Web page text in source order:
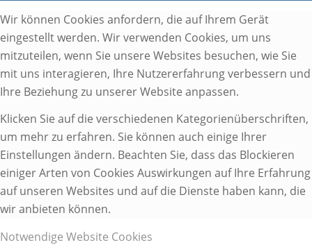
Wir können Cookies anfordern, die auf Ihrem Gerät
eingestellt werden. Wir verwenden Cookies, um uns
mitzuteilen, wenn Sie unsere Websites besuchen, wie Sie
mit uns interagieren, Ihre Nutzererfahrung verbessern und
Ihre Beziehung zu unserer Website anpassen.
Klicken Sie auf die verschiedenen Kategorienüberschriften,
um mehr zu erfahren. Sie können auch einige Ihrer
Einstellungen ändern. Beachten Sie, dass das Blockieren
einiger Arten von Cookies Auswirkungen auf Ihre Erfahrung
auf unseren Websites und auf die Dienste haben kann, die
wir anbieten können.
Notwendige Website Cookies